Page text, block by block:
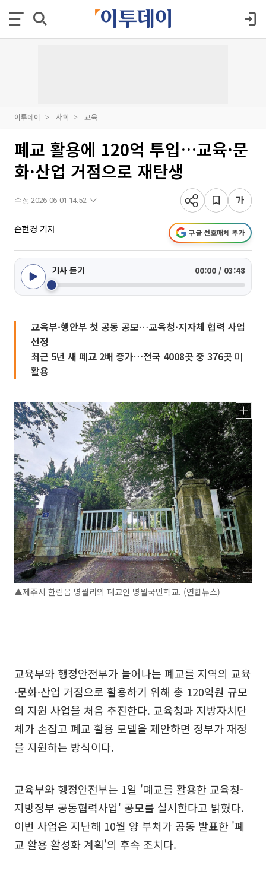
이투데이 사회 교육
폐교 활용에 120억 투입…교육·문
화·산업 거점으로 재탄생
수정 2026-06-01 14:52
손현경 기자 구글 선호매체 추가
기사 듣기 00:00 / 03:48
교육부·행안부 첫 공동 공모…교육청·지자체 협력 사업
선정
최근 5년 새 폐교 2배 증가…전국 4008곳 중 376곳 미
활용
▲제주시 한림읍 명월리의 폐교인 명월국민학교. (연합뉴스)
교육부와 행정안전부가 늘어나는 폐교를 지역의 교육
·문화·산업 거점으로 활용하기 위해 총 120억원 규모
의 지원 사업을 처음 추진한다. 교육청과 지방자치단
체가 손잡고 폐교 활용 모델을 제안하면 정부가 재정
을 지원하는 방식이다.
교육부와 행정안전부는 1일 '폐교를 활용한 교육청-
지방정부 공동협력사업' 공모를 실시한다고 밝혔다.
이번 사업은 지난해 10월 양 부처가 공동 발표한 '폐
교 활용 활성화 계획'의 후속 조치다.